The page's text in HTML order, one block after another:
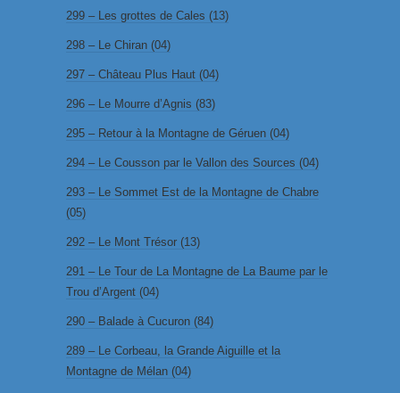
299 – Les grottes de Cales (13)
298 – Le Chiran (04)
297 – Château Plus Haut (04)
296 – Le Mourre d’Agnis (83)
295 – Retour à la Montagne de Géruen (04)
294 – Le Cousson par le Vallon des Sources (04)
293 – Le Sommet Est de la Montagne de Chabre
(05)
292 – Le Mont Trésor (13)
291 – Le Tour de La Montagne de La Baume par le
Trou d’Argent (04)
290 – Balade à Cucuron (84)
289 – Le Corbeau, la Grande Aiguille et la
Montagne de Mélan (04)